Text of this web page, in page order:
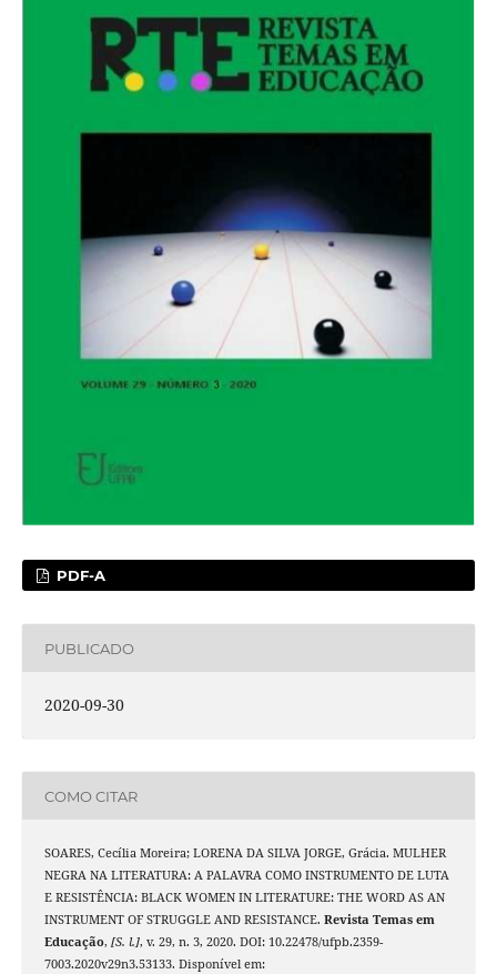
PDF-A
PUBLICADO
2020-09-30
COMO CITAR
SOARES, Cecília Moreira; LORENA DA SILVA JORGE, Grácia. MULHER
NEGRA NA LITERATURA: A PALAVRA COMO INSTRUMENTO DE LUTA
E RESISTÊNCIA: BLACK WOMEN IN LITERATURE: THE WORD AS AN
INSTRUMENT OF STRUGGLE AND RESISTANCE. Revista Temas em
Educação, [S. l.], v. 29, n. 3, 2020. DOI: 10.22478/ufpb.2359-
7003.2020v29n3.53133. Disponível em: